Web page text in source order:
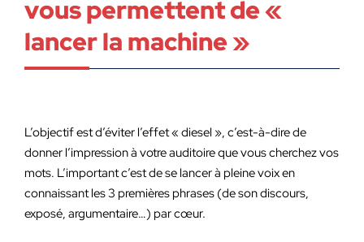
vous permettent de «
lancer la machine »
L’objectif est d’éviter l’effet « diesel », c’est-à-dire de
donner l’impression à votre auditoire que vous cherchez vos
mots. L’important c’est de se lancer à pleine voix en
connaissant les 3 premières phrases (de son discours,
exposé, argumentaire…) par cœur.